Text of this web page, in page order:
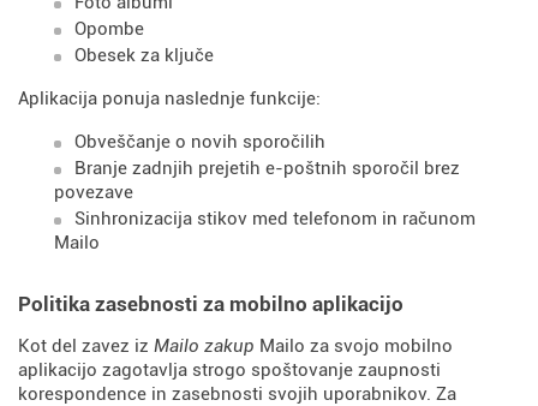
Opombe
Obesek za ključe
Aplikacija ponuja naslednje funkcije:
Obveščanje o novih sporočilih
Branje zadnjih prejetih e-poštnih sporočil brez
povezave
Sinhronizacija stikov med telefonom in računom
Mailo
Politika zasebnosti za mobilno aplikacijo
Kot del zavez iz Mailo zakup Mailo za svojo mobilno
aplikacijo zagotavlja strogo spoštovanje zaupnosti
korespondence in zasebnosti svojih uporabnikov. Za